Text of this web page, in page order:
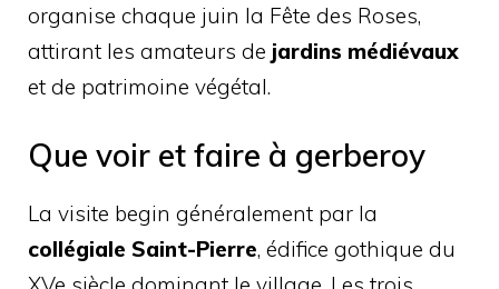
organise chaque juin la Fête des Roses,
attirant les amateurs de jardins médiévaux
et de patrimoine végétal.
Que voir et faire à gerberoy
La visite begin généralement par la
collégiale Saint-Pierre, édifice gothique du